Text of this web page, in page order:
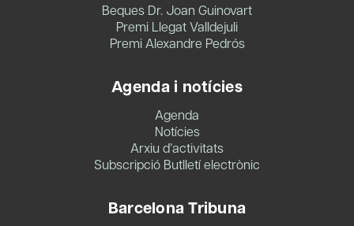
Beques Dr. Joan Guinovart
Premi Llegat Valldejuli
Premi Alexandre Pedrós
Agenda i notícies
Agenda
Notícies
Arxiu d’activitats
Subscripció Butlletí electrònic
Barcelona Tribuna